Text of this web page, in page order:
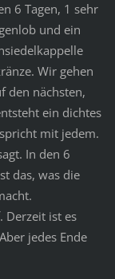
6 Tagen, 1 sehr
und ein
Wir gehen
den nächsten,
ein dichtes
mit jedem.
In den 6
das, was die
Derzeit ist es
jedes Ende